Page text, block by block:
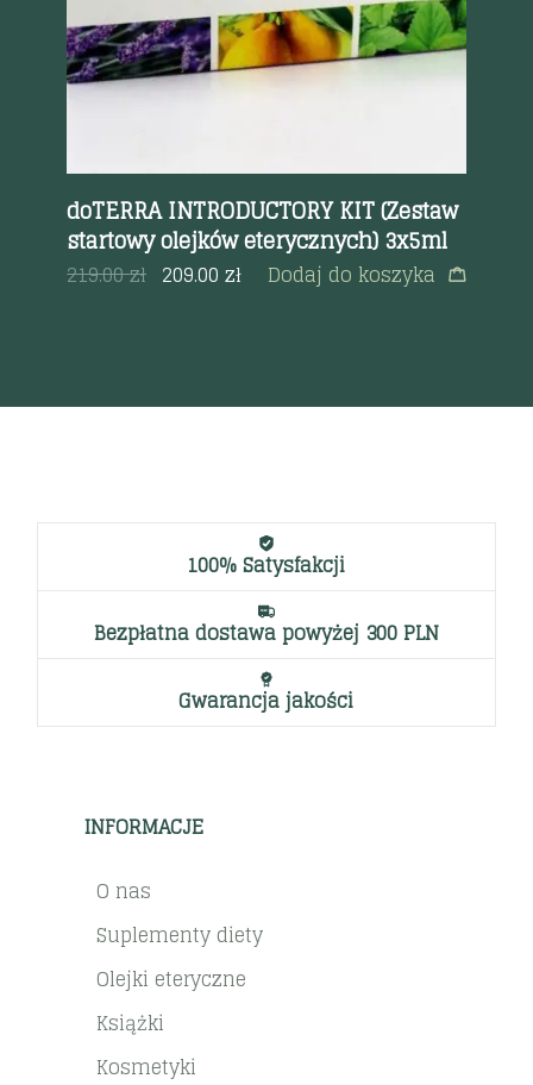
doTERRA INTRODUCTORY KIT (Zestaw
startowy olejków eterycznych) 3x5ml
219.00zł 209.00zł Dodaj do koszyka
100% Satysfakcji
Bezpłatna dostawa powyżej 300 PLN
Gwarancja jakości
INFORMACJE
O nas
Suplementy diety
Olejki eteryczne
Książki
Kosmetyki